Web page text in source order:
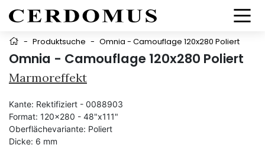
- Produktsuche - Omnia - Camouflage 120x280 Poliert
Omnia - Camouflage 120x280 Poliert
Marmoreffekt
Kante: Rektifiziert - 0088903
Format: 120x280 - 48"x111"
Oberflächevariante: Poliert
Dicke: 6 mm